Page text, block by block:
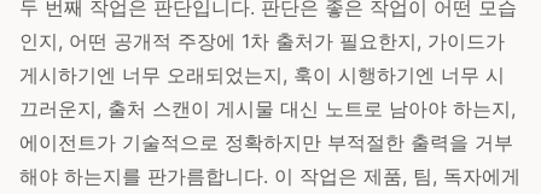
두 번째 작업은 판단입니다. 판단은 좋은 작업이 어떤 모습
인지, 어떤 공개적 주장에 1차 출처가 필요한지, 가이드가
게시하기엔 너무 오래되었는지, 훅이 시행하기엔 너무 시
끄러운지, 출처 스캔이 게시물 대신 노트로 남아야 하는지,
에이전트가 기술적으로 정확하지만 부적절한 출력을 거부
해야 하는지를 판가름합니다. 이 작업은 제품, 팀, 독자에게